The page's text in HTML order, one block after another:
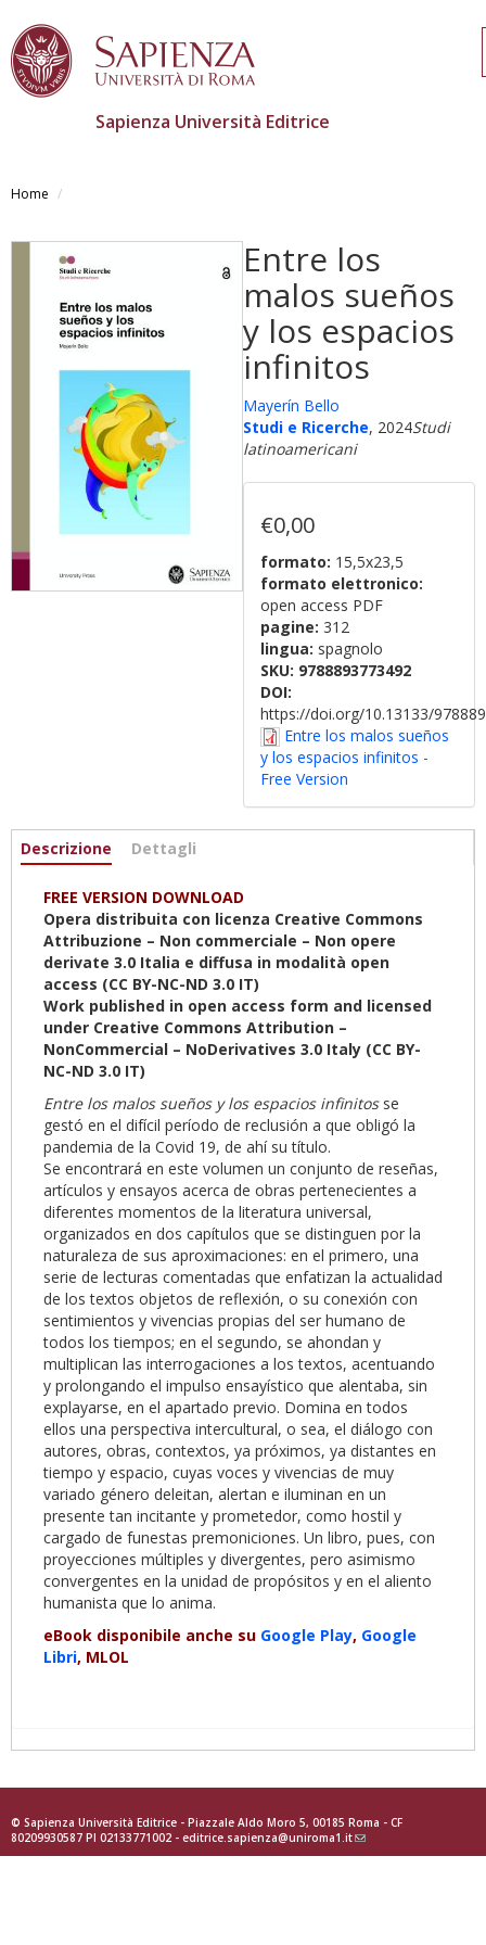
main
Sapienza Università Editrice
Home
Entre los
malos sueños
y los espacios
infinitos
Mayerín Bello
Studi e Ricerche, 2024Studi
latinoamericani
€0,00
formato: 15,5x23,5
formato elettronico:
open access PDF
pagine: 312
lingua: spagnolo
SKU: 9788893773492
DOI:
https://doi.org/10.13133/
Entre los malos sueños
y los espacios infinitos -
Free Version
Informazioni
Descrizione (active
Dettagli
FREE VERSION DOWNLOAD
Opera distribuita con licenza Creative Commons
Attribuzione – Non commerciale – Non opere
derivate 3.0 Italia e diffusa in modalità open
access (CC BY-NC-ND 3.0 IT)
Work published in open access form and licensed
under Creative Commons Attribution –
NonCommercial – NoDerivatives 3.0 Italy (CC BY-
NC-ND 3.0 IT)
Entre los malos sueños y los espacios infinitosse
gestó en el difícil período de reclusión a que obligó la
pandemia de la Covid 19, de ahí su título.
Se encontrará en este volumen un conjunto de reseñas,
artículos y ensayos acerca de obras pertenecientes a
diferentes momentos de la literatura universal,
organizados en dos capítulos que se distinguen por la
naturaleza de sus aproximaciones: en el primero, una
serie de lecturas comentadas que enfatizan la actualidad
de los textos objetos de reflexión, o su conexión con
sentimientos y vivencias propias del ser humano de
todos los tiempos; en el segundo, se ahondan y
multiplican las interrogaciones a los textos, acentuando
y prolongando el impulso ensayístico que alentaba, sin
explayarse, en el apartado previo. Domina en todos
ellos una perspectiva intercultural, o sea, el diálogo con
autores, obras, contextos, ya próximos, ya distantes en
tiempo y espacio, cuyas voces y vivencias de muy
variado género deleitan, alertan e iluminan en un
presente tan incitante y prometedor, como hostil y
cargado de funestas premoniciones. Un libro, pues, con
proyecciones múltiples y divergentes, pero asimismo
convergentes en la unidad de propósitos y en el aliento
humanista que lo anima.
eBook disponibile anche su Google Play, Google
Libri, MLOL
© Sapienza Università Editrice - Piazzale Aldo Moro 5, 00185 Roma - CF
80209930587 PI 02133771002 - editrice.sapienza@uniroma1.it(link
sends